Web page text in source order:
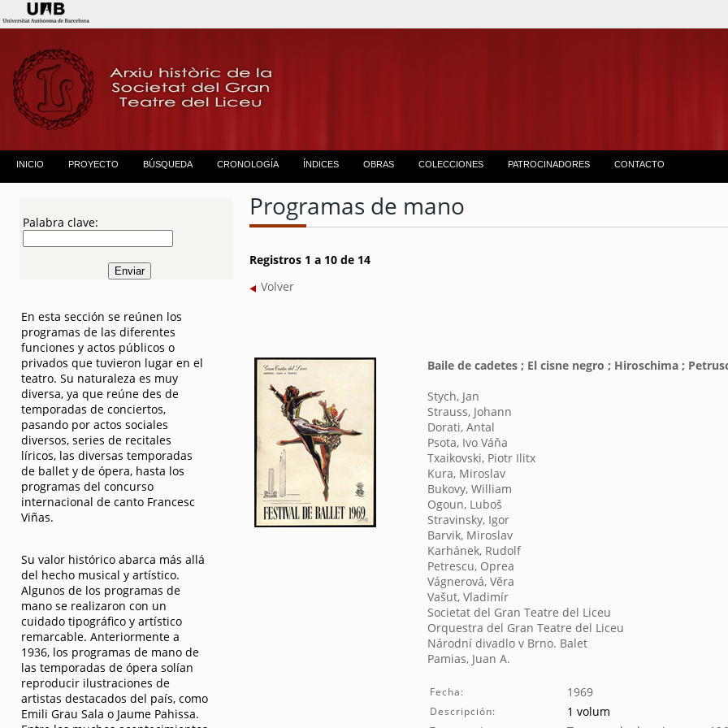
INICIO PROYECTO BÚSQUEDA CRONOLOGÍA ÍNDICES OBRAS COLECCIONES PATROCINADORES CONTACTO
Palabra clave:
En esta sección se reúnen los
programas de las diferentes
funciones y actos públicos o
privados que tuvieron lugar en el
teatro. Su naturaleza es muy
diversa, ya que reúne des de
temporadas de conciertos,
pasando por actos sociales
diversos, series de recitales
líricos, las diversas temporadas
de ballet y de ópera, hasta los
programas del concurso
internacional de canto Francesc
Viñas.
Su valor histórico abarca más allá
del hecho musical y artístico.
Algunos de los programas de
mano se realizaron con un
cuidado tipográfico y artístico
remarcable. Anteriormente a
1936, los programas de mano de
las temporadas de ópera solían
reproducir ilustraciones de
artistas destacados del país, como
Emili Grau Sala o Jaume Pahissa.
Programas de mano
Registros 1 a 10 de 14
Volver
Baile de cadetes ; El cisne negro ; Hiroschima ;
Stych, Jan
Strauss, Johann
Dorati, Antal
Psota, Ivo Váňa
Txaikovski, Piotr Ilitx
Kura, Miroslav
Bukovy, William
Ogoun, Luboš
Stravinsky, Igor
Barvik, Miroslav
Karhánek, Rudolf
Petrescu, Oprea
Vágnerová, Věra
Vašut, Vladimír
Societat del Gran Teatre del Liceu
Orquestra del Gran Teatre del Liceu
Národní divadlo v Brno. Balet
Pamias, Juan A.
Fecha: 1969
Descripción: 1 volum